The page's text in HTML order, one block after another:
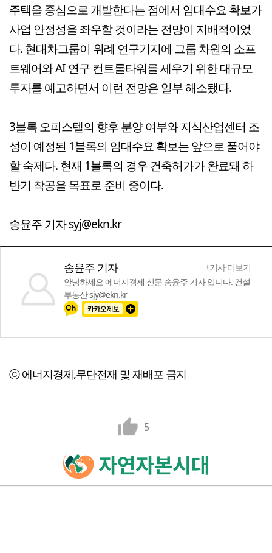
주택을 중심으로 개발한다는 점에서 임대수요 확보가
사업 안정성을 좌우할 것이라는 전망이 지배적이었
다. 현대차그룹이 위례 연구기지에 그룹 차원의 소프
트웨어와 AI 연구 컨트롤타워를 세우기 위한 대규모
투자를 예고하면서 이런 전망은 일부 해소됐다.
3블록 오피스텔의 향후 분양 여부와 지식산업센터 조
성이 예정된 1블록의 임대수요 확보는 앞으로 풀어야
할 숙제다. 현재 1블록의 경우 건축허가가 완료돼 하
반기 착공을 목표로 준비 중이다.
송윤주 기자 syj@ekn.kr
송윤주 기자
+기사 더보기
안녕하세요 에너지경제 신문 송윤주 기자 입니다. 건설
부동산 sjy@ekn.kr
ⓒ 에너지경제,무단전재 및 재배포 금지
5